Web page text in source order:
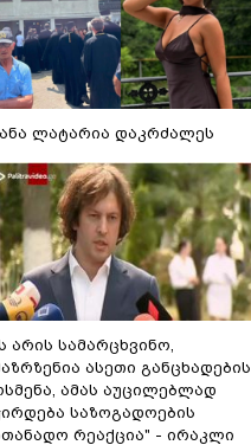
ლატარია დაკრძალეს
არის სამარცხვინო,
ასეთი განცხადების
ამას აუცილებლად
საზოგადოების
რეაქცია" - ირაკლი